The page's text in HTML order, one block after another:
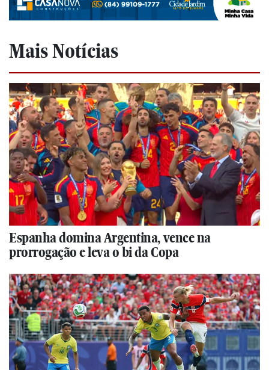
Mais Notícias
Espanha domina Argentina, vence na
prorrogação e leva o bi da Copa